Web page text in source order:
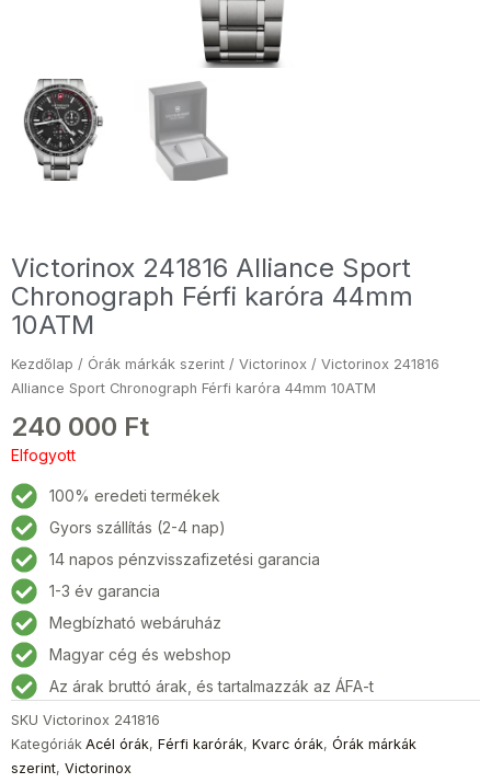
Victorinox 241816 Alliance Sport
Chronograph Férfi karóra 44mm
10ATM
Kezdőlap / Órák márkák szerint / Victorinox / Victorinox 241816
Alliance Sport Chronograph Férfi karóra 44mm 10ATM
240 000 Ft
Elfogyott
100% eredeti termékek
Gyors szállítás (2-4 nap)
14 napos pénzvisszafizetési garancia
1-3 év garancia
Megbízható webáruház
Magyar cég és webshop
Az árak bruttó árak, és tartalmazzák az ÁFA-t
SKU Victorinox 241816
Kategóriák Acél órák, Férfi karórák, Kvarc órák, Órák márkák
szerint, Victorinox